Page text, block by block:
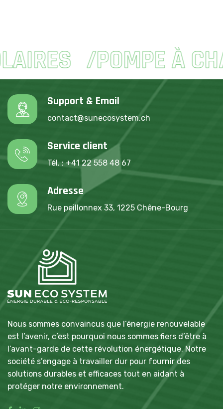
POMPE À
Support & Email
contact@sunecosystem.ch
Service client
Tél. : +41 22 558 48 67
Adresse
Rue peillonnex 33, 1225 Chêne-Bourg
Nous sommes convaincus que l’énergie renouvelable
est l’avenir, c’est pourquoi nous sommes fiers d’être à
l’avant-garde de cette révolution énergétique. Notre
société s’engage à travailler dur pour fournir des
solutions durables et efficaces tout en aidant à
protéger notre environnement.